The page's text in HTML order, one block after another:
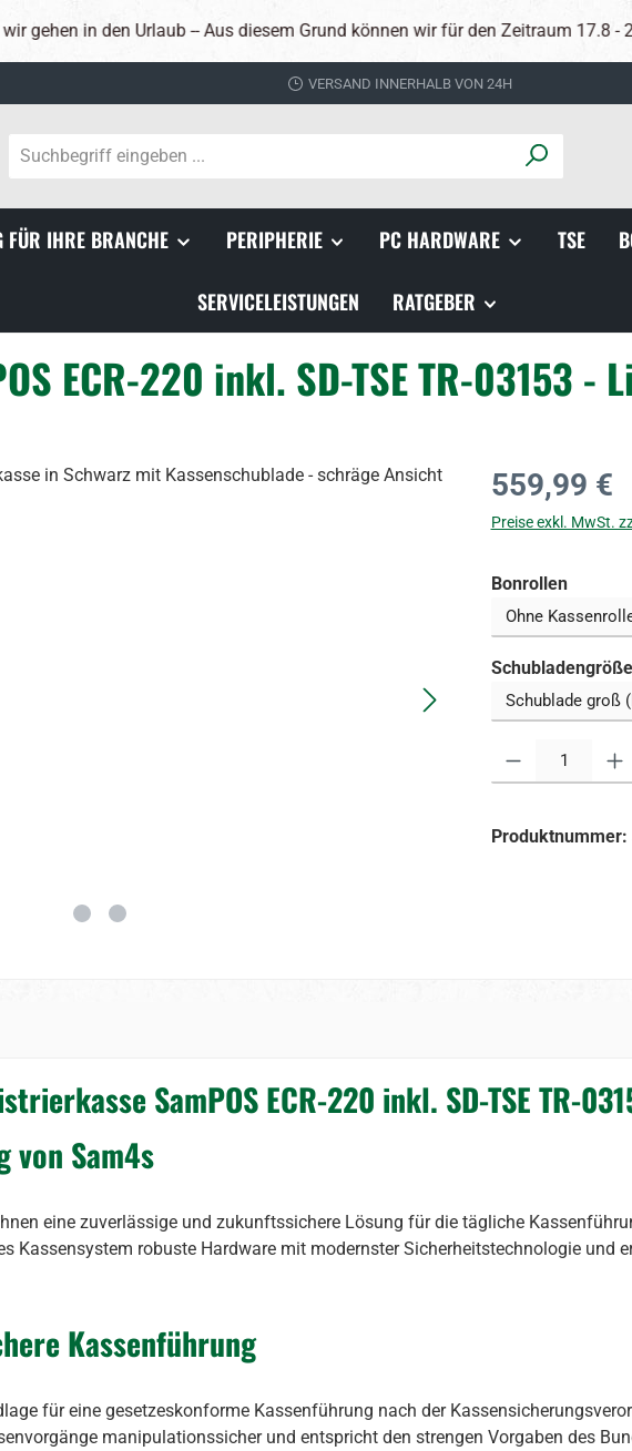
-- Aus diesem Grund können wir für den Zeitraum 17.8 - 25.8 keine
VERSAND INNERHALB VON 24H
FÜR IHRE BRANCHE PERIPHERIE PC HARDWARE TSE
SERVICELEISTUNGEN RATGEBER
ECR-220 inkl. SD-TSE TR-03153 -
Regulärer Preis:
559,99 €
Preise exkl. MwSt.
Bonrollen
Schubladengröße
Produkt Anzahl:
Produktnummer:
SamPOS ECR-220 inkl. SD-TSE TR-
von Sam4s
eine zuverlässige und zukunftssichere Lösung für die tägliche
Kassensystem robuste Hardware mit modernster Sicherheitstechnologie und
Kassenführung
für eine gesetzeskonforme Kassenführung nach der
manipulationssicher und entspricht den strengen Vorgaben des